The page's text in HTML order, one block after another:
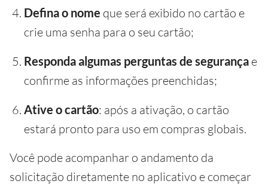
Defina o nome que será exibido no cartão e
crie uma senha para o seu cartão;
Responda algumas perguntas de segurança e
confirme as informações preenchidas;
Ative o cartão: após a ativação, o cartão
estará pronto para uso em compras globais.
Você pode acompanhar o andamento da
solicitação diretamente no aplicativo e começar